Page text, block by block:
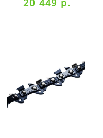
20 449 р.